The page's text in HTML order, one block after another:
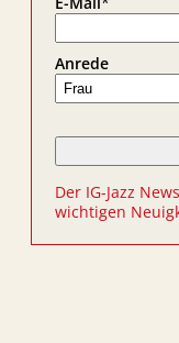
Anrede
Der IG-Jazz
wichtigen